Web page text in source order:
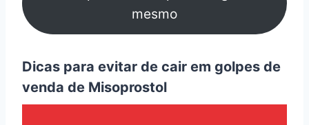
mesmo
Dicas para evitar de cair em golpes de
venda de Misoprostol